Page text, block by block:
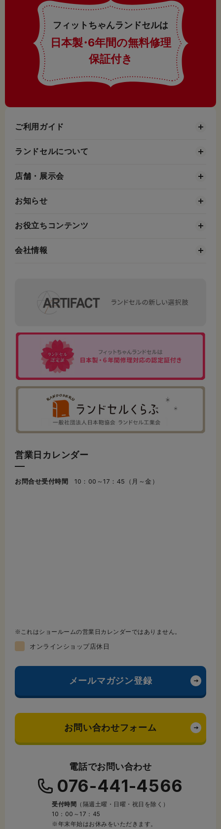
フィットちゃんランドセルは
日本製・6年間の無料修理
保証付き
ご利用ガイド
ランドセルについて
店舗・展示会
お知らせ
お役立ちコンテンツ
会社情報
営業日カレンダー
お問合せ受付時間 10：00～17：45（月～金）
これはショールームの営業日カレンダーではありません。
オンラインショップ店休日
メールマガジン登録
お問い合わせフォーム
電話でお問い合わせ
076-441-4566
受付時間
（隔週土曜・日曜・祝日を除く）
10：00～17：45
※年末年始はお休みをいただきます。